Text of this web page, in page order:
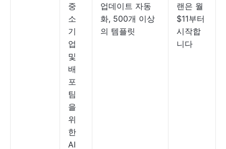
중
소
기
업
및
배
포
팀
을
위
한
AI
업데이트 자동
화, 500개 이상
의 템플릿
랜은 월
$11부터
시작합
니다